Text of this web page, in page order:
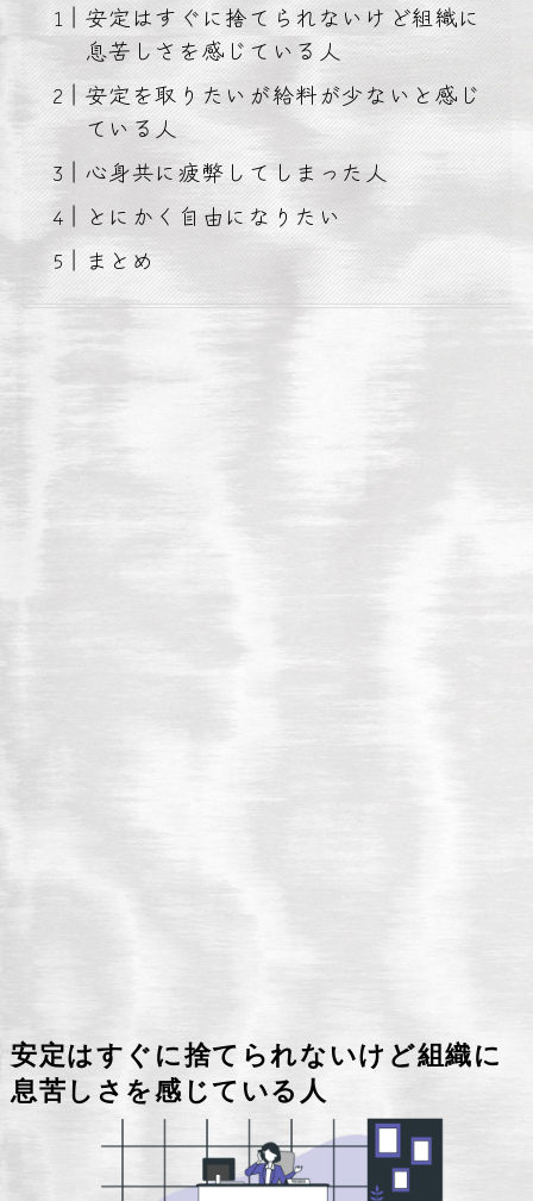
安定はすぐに捨てられないけど組織に
息苦しさを感じている人
安定を取りたいが給料が少ないと感じ
ている人
心身共に疲弊してしまった人
とにかく自由になりたい
まとめ
安定はすぐに捨てられないけど組織に
息苦しさを感じている人